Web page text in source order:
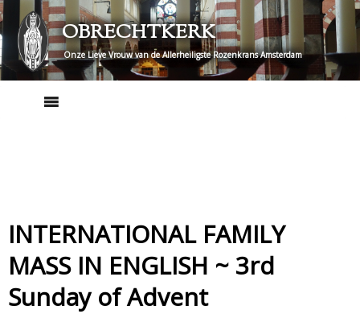
Skip
to
content
OBRECHTKERK
Onze Lieve Vrouw van de Allerheiligste Rozenkrans Amsterdam
INTERNATIONAL FAMILY
MASS IN ENGLISH ~ 3rd
Sunday of Advent